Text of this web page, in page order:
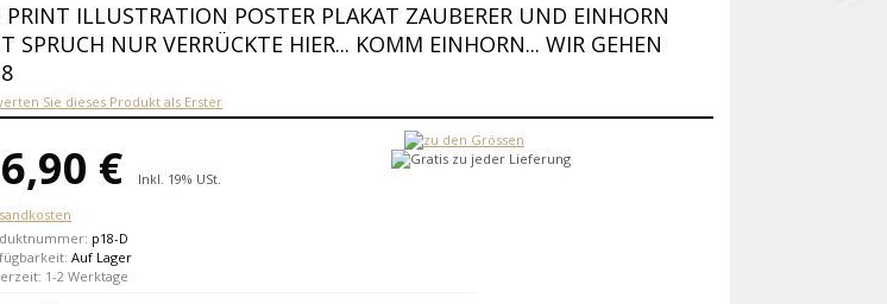
PRINT ILLUSTRATION POSTER PLAKAT ZAUBERER UND EINHORN
SPRUCH NUR VERRÜCKTE HIER... KOMM EINHORN... WIR GEHEN
Sie dieses Produkt als Erster
€
Inkl. 19% USt.
p18-D
Auf Lager
1-2 Werktage